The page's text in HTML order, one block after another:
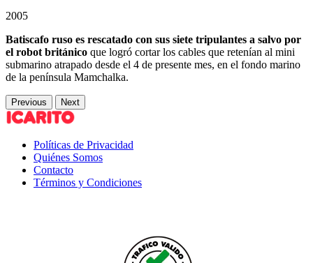
2005
Batiscafo ruso es rescatado con sus siete tripulantes a salvo por
el robot británico que logró cortar los cables que retenían al mini
submarino atrapado desde el 4 de presente mes, en el fondo marino
de la península Mamchalka.
Previous Next
Políticas de Privacidad
Quiénes Somos
Contacto
Términos y Condiciones